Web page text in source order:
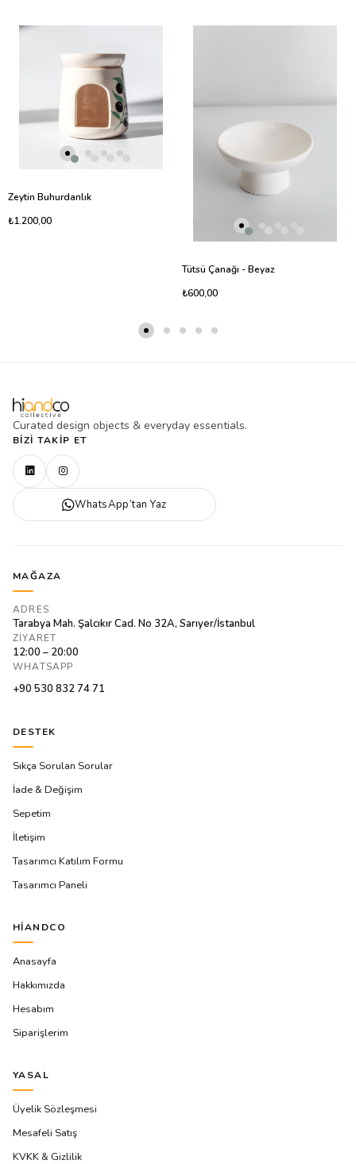
Zeytin Buhurdanlık
₺1.200,00
Tütsü Çanağı - Beyaz
₺600,00
Curated design objects & everyday essentials.
BIZI TAKIP ET
WhatsApp’tan Yaz
MAĞAZA
ADRES
Tarabya Mah. Şalcıkır Cad. No 32A, Sarıyer/İstanbul
ZIYARET
12:00 – 20:00
WHATSAPP
+90 530 832 74 71
DESTEK
Sıkça Sorulan Sorular
İade & Değişim
Sepetim
İletişim
Tasarımcı Katılım Formu
Tasarımcı Paneli
HIANDCO
Anasayfa
Hakkımızda
Hesabım
Siparişlerim
YASAL
Üyelik Sözleşmesi
Mesafeli Satış
KVKK & Gizlilik